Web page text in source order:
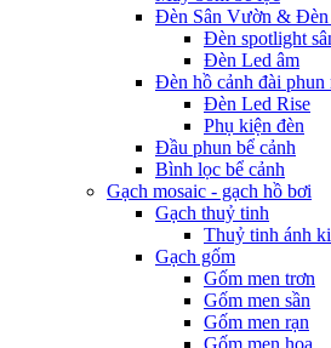
Đèn Sân Vườn &
Đèn spotlight
Đèn Led âm
Đèn hồ cảnh đài phun
Đèn Led Rise
Phụ kiện đèn
Đầu phun bể cảnh
Bình lọc bể cảnh
Gạch mosaic - gạch hồ bơi
Gạch thuỷ tinh
Thuỷ tinh ánh
Gạch gốm
Gốm men trơn
Gốm men sần
Gốm men rạn
Gốm men hoa